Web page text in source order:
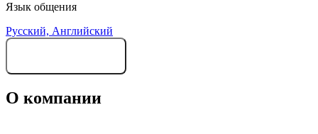
Язык общения
Русский, Английский
О компании